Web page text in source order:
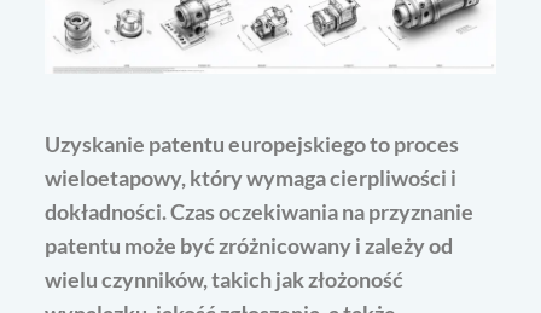
Uzyskanie patentu europejskiego to proces
wieloetapowy, który wymaga cierpliwości i
dokładności. Czas oczekiwania na przyznanie
patentu może być zróżnicowany i zależy od
wielu czynników, takich jak złożoność